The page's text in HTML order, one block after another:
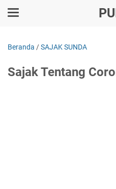
Beranda /SAJAK SUNDA
Sajak Tentang